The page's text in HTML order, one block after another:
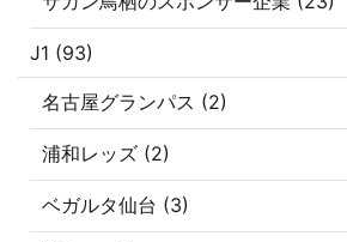
J1 (93)
名古屋グランパス (2)
浦和レッズ (2)
ベガルタ仙台 (3)